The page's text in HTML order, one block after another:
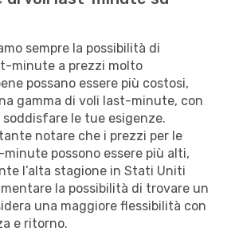
sempre la possibilità di
minute a prezzi molto
possano essere più costosi,
gamma di voli last-minute, con
le tue esigenze.
notare che i prezzi per le
possono essere più alti,
l’alta stagione in Stati Uniti
la possibilità di trovare un
una maggiore flessibilità con
e ritorno.